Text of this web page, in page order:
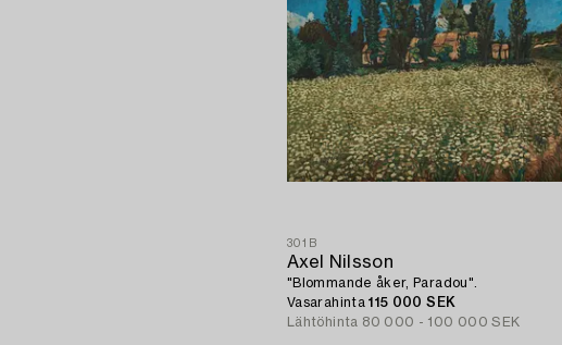
301B
Axel Nilsson
"Blommande åker, Paradou".
Vasarahinta115 000 SEK
Lähtöhinta 80 000 - 100 000 SEK